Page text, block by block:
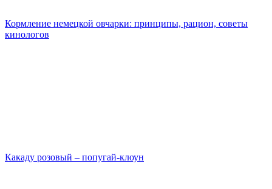
Кормление немецкой овчарки: принципы, рацион, советы
кинологов
Какаду розовый – попугай-клоун